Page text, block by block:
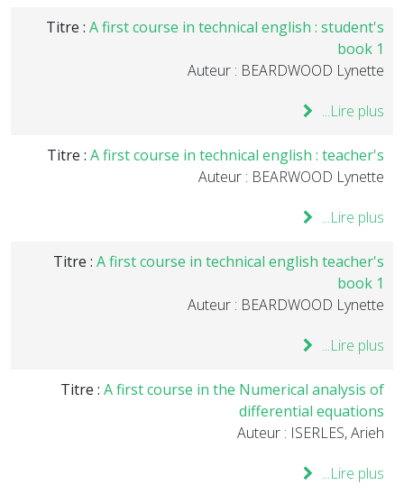
Titre : A first course in technical english : student's
book 1
Auteur : BEARDWOOD Lynette
Lire plus...
Titre : A first course in technical english : teacher's
Auteur : BEARWOOD Lynette
Lire plus...
Titre : A first course in technical english teacher's
book 1
Auteur : BEARDWOOD Lynette
Lire plus...
Titre : A first course in the Numerical analysis of
differential equations
Auteur : ISERLES, Arieh
Lire plus...